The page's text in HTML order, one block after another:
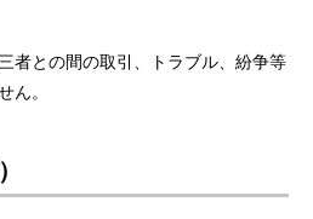
者との間の取引、トラブル、紛争等
ん。